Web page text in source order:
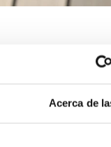
Acerca de